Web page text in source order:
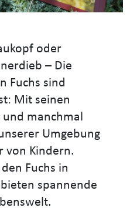
oder
– Die
Fuchs sind
Mit seinen
manchmal
Umgebung
von Kindern.
Fuchs in
spannende